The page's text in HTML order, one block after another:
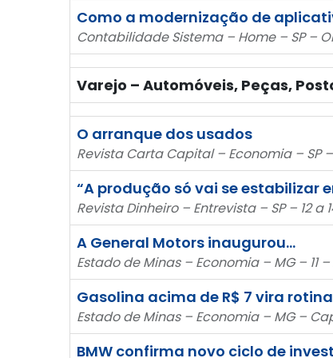
Como a modernização de
Contabilidade Sistema – Home – SP –
Varejo – Automóveis, Peças,
O arranque dos usados
Revista Carta Capital – Economia – SP
“A produção só vai se estabilizar
Revista Dinheiro – Entrevista – SP – 12 a
A General Motors inaugurou…
Estado de Minas – Economia – MG – 11
Gasolina acima de R$ 7 vira rotina
Estado de Minas – Economia – MG –
BMW confirma novo ciclo de